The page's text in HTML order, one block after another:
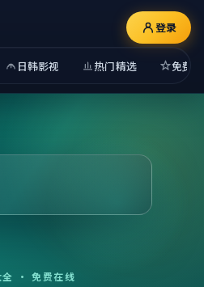
日韩影视 热门精选 免费
登录
全 · 免费在线